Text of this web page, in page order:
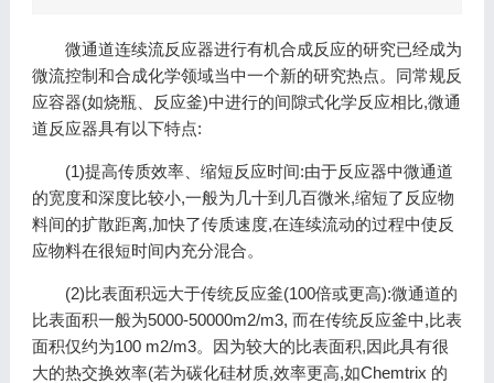
微通道连续流反应器进行有机合成反应的研究已经成为
微流控制和合成化学领域当中一个新的研究热点。同常规反
应容器(如烧瓶、反应釜)中进行的间隙式化学反应相比,微通
道反应器具有以下特点:
(1)提高传质效率、缩短反应时间:由于反应器中微通道
的宽度和深度比较小,一般为几十到几百微米,缩短了反应物
料间的扩散距离,加快了传质速度,在连续流动的过程中使反
应物料在很短时间内充分混合。
(2)比表面积远大于传统反应釜(100倍或更高):微通道的
比表面积一般为5000-50000m2/m3, 而在传统反应釜中,比表
面积仅约为100 m2/m3。因为较大的比表面积,因此具有很
大的热交换效率(若为碳化硅材质,效率更高,如Chemtrix 的